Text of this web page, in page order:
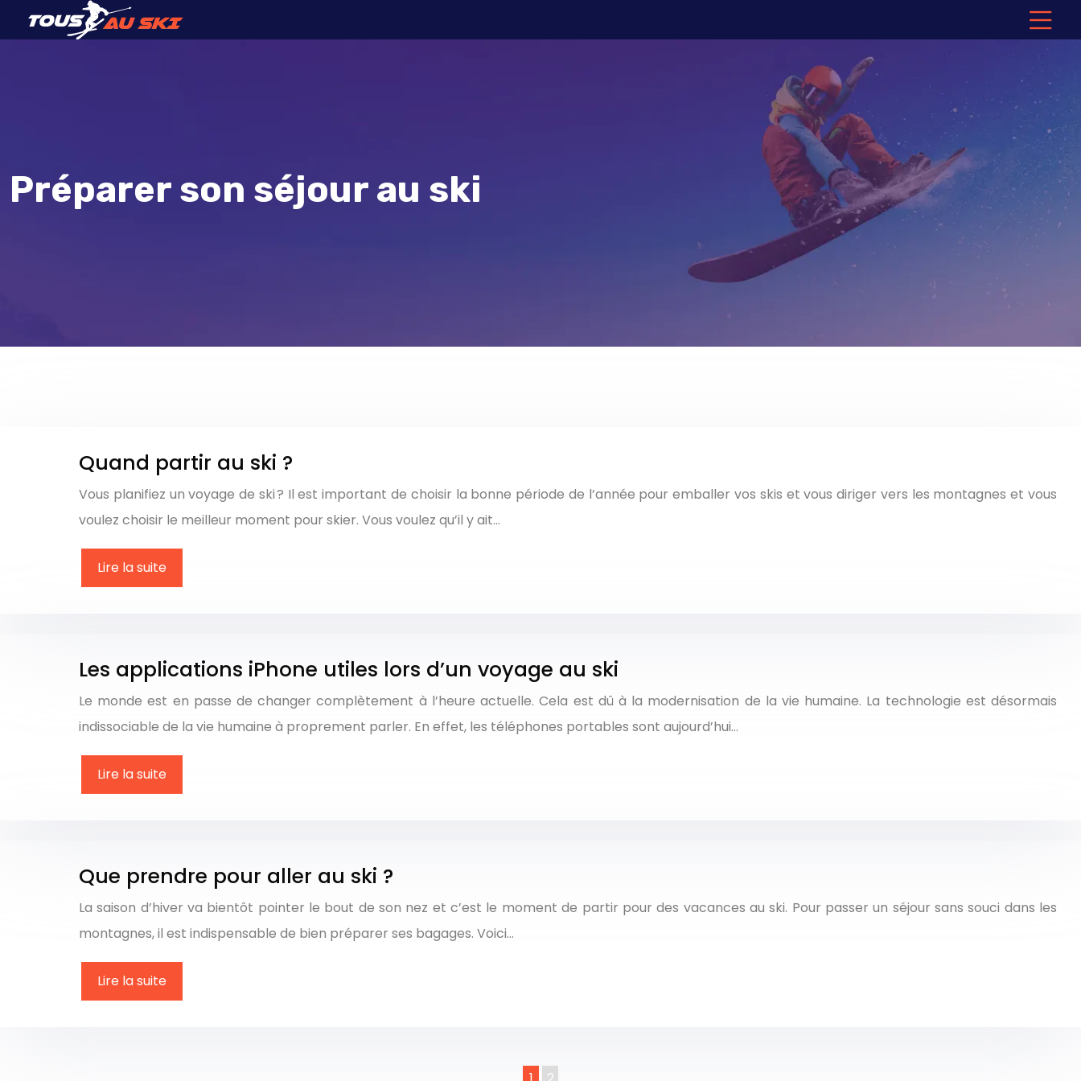
Préparer son séjour au ski
Quand partir au ski ?
Vous planifiez un voyage de ski ? Il est important de choisir la bonne période de l’année pour emballer vos skis et vous diriger vers les montagnes et vous
voulez choisir le meilleur moment pour skier. Vous voulez qu’il y ait…
Lire la suite
Les applications iPhone utiles lors d’un voyage au ski
Le monde est en passe de changer complètement à l’heure actuelle. Cela est dû à la modernisation de la vie humaine. La technologie est désormais
indissociable de la vie humaine à proprement parler. En effet, les téléphones portables sont aujourd’hui…
Lire la suite
Que prendre pour aller au ski ?
La saison d’hiver va bientôt pointer le bout de son nez et c’est le moment de partir pour des vacances au ski. Pour passer un séjour sans souci dans les
montagnes, il est indispensable de bien préparer ses bagages. Voici…
Lire la suite